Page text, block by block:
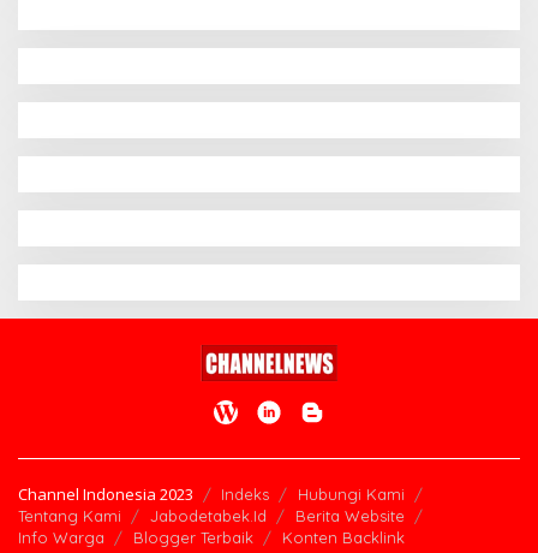
Channel Indonesia 2023 Indeks
Hubungi Kami
Tentang Kami
Jabodetabek.Id
Berita Website
Info Warga
Blogger Terbaik Konten Backlink